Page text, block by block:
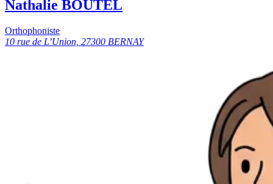
Nathalie BOUTEL
Orthophoniste
10 rue de L’Union, 27300 BERNAY